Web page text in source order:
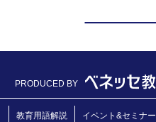
PRODUCED BY
教育用語解説 イベント&セミナー